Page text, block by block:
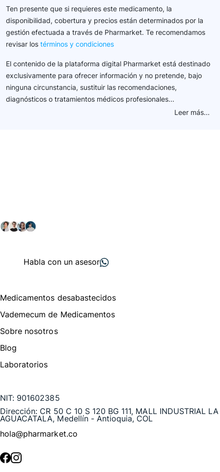
Ten presente que si requieres este medicamento, la
disponibilidad, cobertura y precios están determinados por la
gestión efectuada a través de Pharmarket. Te recomendamos
revisar los términos y condiciones
El contenido de la plataforma digital Pharmarket está destinado
exclusivamente para ofrecer información y no pretende, bajo
ninguna circunstancia, sustituir las recomendaciones,
diagnósticos o tratamientos médicos profesionales...
Leer más...
Habla con un asesor
Medicamentos desabastecidos
Vademecum de Medicamentos
Sobre nosotros
Blog
Laboratorios
NIT: 901602385
Dirección: CR 50 C 10 S 120 BG 111, MALL INDUSTRIAL LA
AGUACATALA, Medellín - Antioquia, COL
hola@pharmarket.co